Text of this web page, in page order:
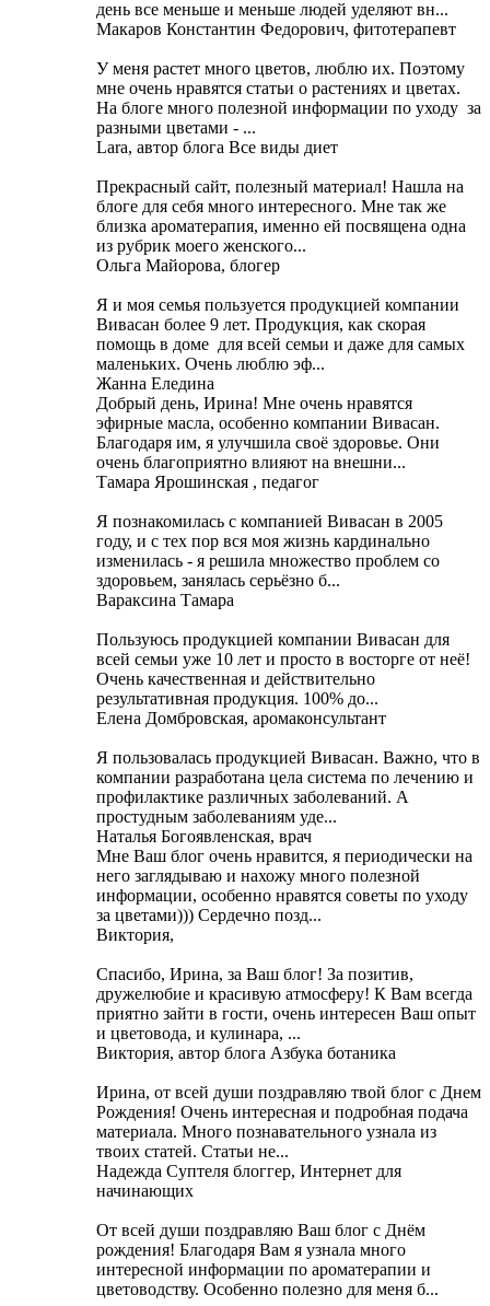
день все меньше и меньше людей уделяют вн...
Макаров Константин Федорович, фитотерапевт
У меня растет много цветов, люблю их. Поэтому
мне очень нравятся статьи о растениях и цветах.
На блоге много полезной информации по уходу за
разными цветами - ...
Lara, автор блога Все виды диет
Прекрасный сайт, полезный материал! Нашла на
блоге для себя много интересного. Мне так же
близка ароматерапия, именно ей посвящена одна
из рубрик моего женского...
Ольга Майорова, блогер
Я и моя семья пользуется продукцией компании
Вивасан более 9 лет. Продукция, как скорая
помощь в доме для всей семьи и даже для самых
маленьких. Очень люблю эф...
Жанна Еледина
Добрый день, Ирина! Мне очень нравятся
эфирные масла, особенно компании Вивасан.
Благодаря им, я улучшила своё здоровье. Они
очень благоприятно влияют на внешни...
Тамара Ярошинская , педагог
Я познакомилась с компанией Вивасан в 2005
году, и с тех пор вся моя жизнь кардинально
изменилась - я решила множество проблем со
здоровьем, занялась серьёзно б...
Вараксина Тамара
Пользуюсь продукцией компании Вивасан для
всей семьи уже 10 лет и просто в восторге от неё!
Очень качественная и действительно
результативная продукция. 100% до...
Елена Домбровская, аромаконсультант
Я пользовалась продукцией Вивасан. Важно, что в
компании разработана цела система по лечению и
профилактике различных заболеваний. А
простудным заболеваниям уде...
Наталья Богоявленская, врач
Мне Ваш блог очень нравится, я периодически на
него заглядываю и нахожу много полезной
информации, особенно нравятся советы по уходу
за цветами))) Cердечно позд...
Виктория,
Cпасибо, Ирина, за Ваш блог! За позитив,
дружелюбие и красивую атмосферу! К Вам всегда
приятно зайти в гости, очень интересен Ваш опыт
и цветовода, и кулинара, ...
Виктория, автор блога Азбука ботаника
Ирина, от всей души поздравляю твой блог с Днем
Рождения! Очень интересная и подробная подача
материала. Много познавательного узнала из
твоих статей. Статьи не...
Надежда Суптеля блоггер, Интернет для
начинающих
От всей души поздравляю Ваш блог с Днём
рождения! Благодаря Вам я узнала много
интересной информации по ароматерапии и
цветоводству. Особенно полезно для меня б...